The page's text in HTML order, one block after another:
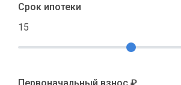
Срок ипотеки
15